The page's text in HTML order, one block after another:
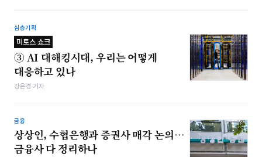
심층기획
미토스 쇼크
③ AI 대해킹시대, 우리는 어떻게
대응하고 있나
강은경 기자
금융
상상인, 수협은행과 증권사 매각 논의…
금융사 다 정리하나